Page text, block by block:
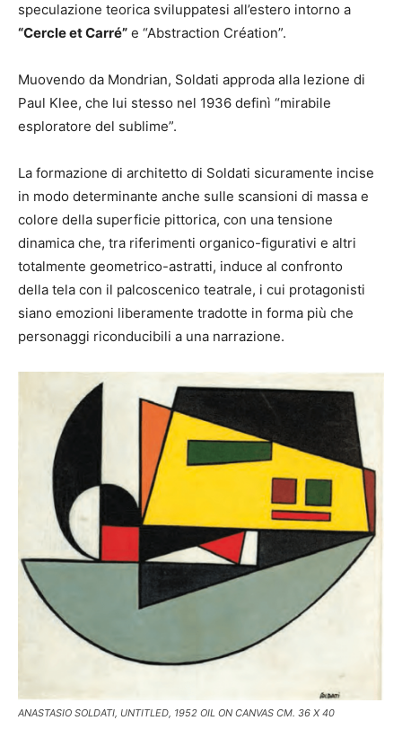
speculazione teorica sviluppatesi all’estero intorno a
“Cercle et Carré” e “Abstraction Création”.
Muovendo da Mondrian, Soldati approda alla lezione di
Paul Klee, che lui stesso nel 1936 definì “mirabile
esploratore del sublime”.
La formazione di architetto di Soldati sicuramente incise
in modo determinante anche sulle scansioni di massa e
colore della superficie pittorica, con una tensione
dinamica che, tra riferimenti organico-figurativi e altri
totalmente geometrico-astratti, induce al confronto
della tela con il palcoscenico teatrale, i cui protagonisti
siano emozioni liberamente tradotte in forma più che
personaggi riconducibili a una narrazione.
ANASTASIO SOLDATI, UNTITLED, 1952 OIL ON CANVAS CM. 36 X 40